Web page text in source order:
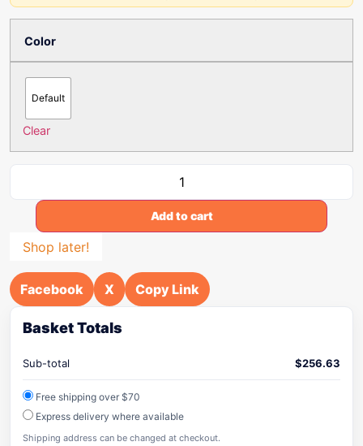
Color
Default
Clear
Add to cart
Shop later!
Facebook X Copy Link
Basket Totals
Sub-total $256.63
Free shipping over $70
Express delivery where available
Shipping address can be changed at checkout.